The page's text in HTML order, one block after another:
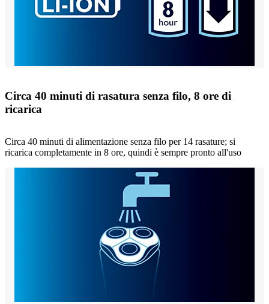
Circa 40 minuti di rasatura senza filo, 8 ore di
ricarica
Circa 40 minuti di alimentazione senza filo per 14 rasature; si
ricarica completamente in 8 ore, quindi è sempre pronto all'uso